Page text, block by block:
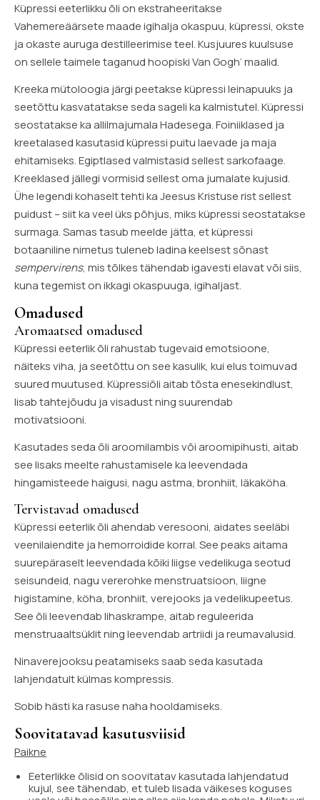
Küpressi eeterlikku õli on ekstraheeritakse
Vahemereäärsete maade igihalja okaspuu, küpressi, okste
ja okaste auruga destilleerimise teel. Kusjuures kuulsuse
on sellele taimele taganud hoopiski Van Gogh’ maalid.
Kreeka mütoloogia järgi peetakse küpressi leinapuuks ja
seetõttu kasvatatakse seda sageli ka kalmistutel. Küpressi
seostatakse ka allilmajumala Hadesega. Foiniiklased ja
kreetalased kasutasid küpressi puitu laevade ja maja
ehitamiseks. Egiptlased valmistasid sellest sarkofaage.
Kreeklased jällegi vormisid sellest oma jumalate kujusid.
Ühe legendi kohaselt tehti ka Jeesus Kristuse rist sellest
puidust – siit ka veel üks põhjus, miks küpressi seostatakse
surmaga. Samas tasub meelde jätta, et küpressi
botaaniline nimetus tuleneb ladina keelsest sõnast
sempervirens, mis tõlkes tähendab igavesti elavat või siis,
kuna tegemist on ikkagi okaspuuga, igihaljast.
Omadused
Aromaatsed omadused
Küpressi eeterlik õli rahustab tugevaid emotsioone,
näiteks viha, ja seetõttu on see kasulik, kui elus toimuvad
suured muutused. Küpressiõli aitab tõsta enesekindlust,
lisab tahtejõudu ja visadust ning suurendab
motivatsiooni.
Kasutades seda õli aroomilambis või aroomipihusti, aitab
see lisaks meelte rahustamisele ka leevendada
hingamisteede haigusi, nagu astma, bronhiit, läkaköha.
Tervistavad omadused
Küpressi eeterlik õli ahendab veresooni, aidates seeläbi
veenilaiendite ja hemorroidide korral. See peaks aitama
suurepäraselt leevendada kõiki liigse vedelikuga seotud
seisundeid, nagu vererohke menstruatsioon, liigne
higistamine, köha, bronhiit, verejooks ja vedelikupeetus.
See õli leevendab lihaskrampe, aitab reguleerida
menstruaaltsüklit ning leevendab artriidi ja reumavalusid.
Ninaverejooksu peatamiseks saab seda kasutada
lahjendatult külmas kompressis.
Sobib hästi ka rasuse naha hooldamiseks.
Soovitatavad kasutusviisid
Paikne
Eeterlikke õlisid on soovitatav kasutada lahjendatud
kujul, see tähendab, et tuleb lisada väikeses koguses